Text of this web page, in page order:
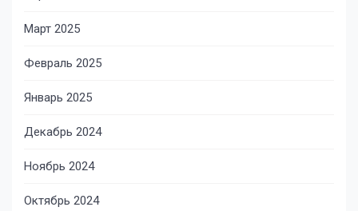
Март 2025
Февраль 2025
Январь 2025
Декабрь 2024
Ноябрь 2024
Октябрь 2024